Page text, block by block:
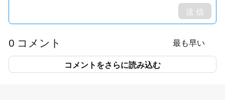
送 信
0 コメント
最も早い
コメントをさらに読み込む